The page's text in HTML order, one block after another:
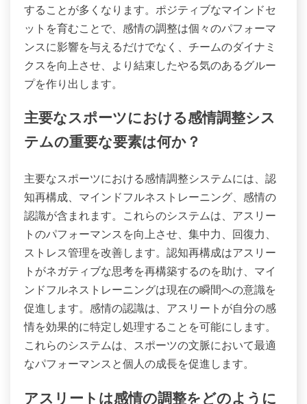
することが多くなります。ポジティブなマインドセ
ットを育むことで、感情の調整は個々のパフォーマ
ンスに影響を与えるだけでなく、チームのダイナミ
クスを向上させ、より結束したやる気のあるグルー
プを作り出します。
主要なスポーツにおける感情調整シス
テムの重要な要素は何か？
主要なスポーツにおける感情調整システムには、認
知再構成、マインドフルネストレーニング、感情の
認識が含まれます。これらのシステムは、アスリー
トのパフォーマンスを向上させ、集中力、回復力、
ストレス管理を改善します。認知再構成はアスリー
トがネガティブな思考を再構築するのを助け、マイ
ンドフルネストレーニングは現在の瞬間への意識を
促進します。感情の認識は、アスリートが自分の感
情を効果的に特定し処理することを可能にします。
これらのシステムは、スポーツの文脈において最適
なパフォーマンスと個人の成長を促進します。
アスリートは感情の調整をどのように